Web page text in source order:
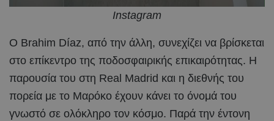
Instagram
Ο Brahim Díaz, από την άλλη, συνεχίζει να βρίσκεται
στο επίκεντρο της ποδοσφαιρικής επικαιρότητας. Η
παρουσία του στη Real Madrid και η διεθνής του
πορεία με το Μαρόκο έχουν κάνει το όνομά του
γνωστό σε ολόκληρο τον κόσμο. Παρά την έντονη